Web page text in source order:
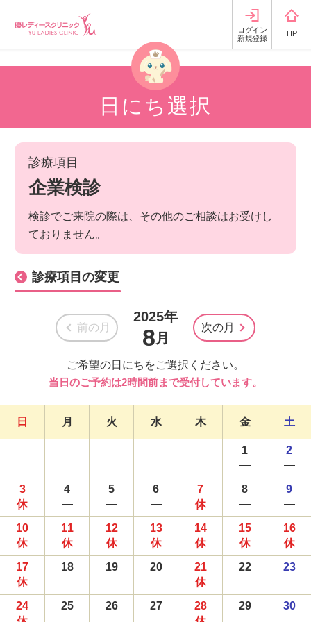
ログイン
新規登録
HP
日にち選択
診療項目
企業検診
検診でご来院の際は、その他のご相談はお受けし
ておりません。
診療項目の変更
前の月
2025年
8 月
次の月
ご希望の日にちをご選択ください。
当日のご予約は2時間前まで受付しています。
日 月 火 水 木 金 土
1 2
3 4 5 6 7 8 9
10 11 12 13 14 15 16
17 18 19 20 21 22 23
24 25 26 27 28 29 30